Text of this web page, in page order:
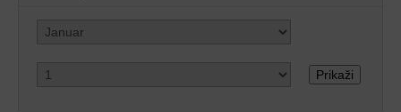
Prikaži